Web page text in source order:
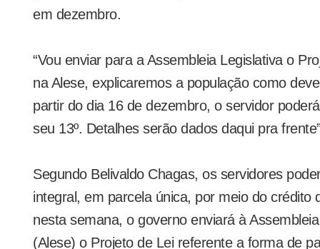
em dezembro.
“Vou enviar para a Assembleia Legislativa o
na Alese, explicaremos a população como
partir do dia 16 de dezembro, o servidor
seu 13º. Detalhes serão dados daqui pra
Segundo Belivaldo Chagas, os servidores
integral, em parcela única, por meio do crédito
nesta semana, o governo enviará à
(Alese) o Projeto de Lei referente a forma de